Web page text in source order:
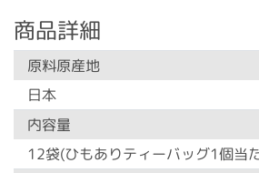
商品詳細
原料原産地
日本
内容量
12袋(ひもありティーバッグ1個当